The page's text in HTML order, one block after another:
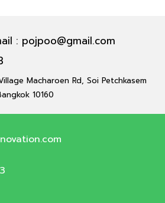
: pojpoo@gmail.com
Macharoen Rd, Soi Petchkasem
10160